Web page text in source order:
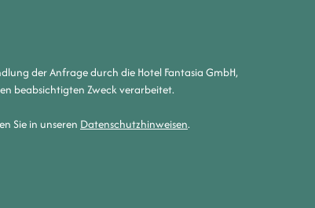
der Anfrage durch die Hotel Fantasia GmbH,
beabsichtigten Zweck verarbeitet.
Sie in unseren Datenschutzhinweisen.